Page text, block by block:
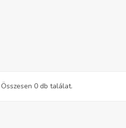
Összesen 0 db találat.